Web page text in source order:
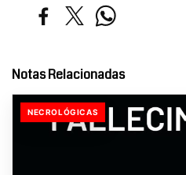
Notas Relacionadas
NECROLÓGICAS